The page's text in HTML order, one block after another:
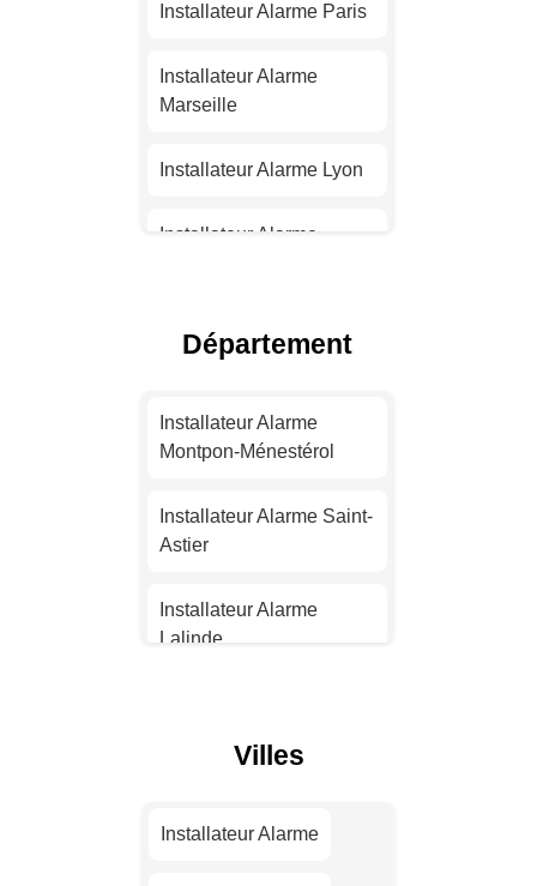
Installateur Alarme Paris
Installateur Alarme
Marseille
Installateur Alarme Lyon
Installateur Alarme
Installateur Alarme Nice
Nantes
Strasbourg
Montpellier
Installateur Alarme Lille
Installateur Alarme
Département
Installateur Alarme
Montpon-Ménestérol
Installateur Alarme Saint-
Astier
Installateur Alarme
Lalinde
Neuvic
Villes
Installateur Alarme